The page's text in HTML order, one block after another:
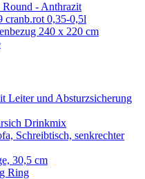
Round - Anthrazit
cranb.rot 0,35-0,5l
240 x 220 cm
Leiter und Absturzsicherung
Drinkmix
Schreibtisch, senkrechter
30,5 cm
Ring